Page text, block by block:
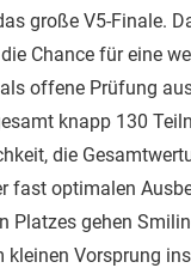
große V5-Finale.
Chance für eine
offene Prüfung
knapp 130
die
fast optimalen
Platzes gehen
kleinen Vorsprung